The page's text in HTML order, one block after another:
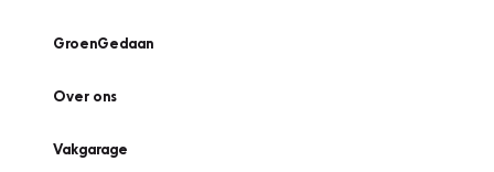
GroenGedaan
Over ons
Vakgarage